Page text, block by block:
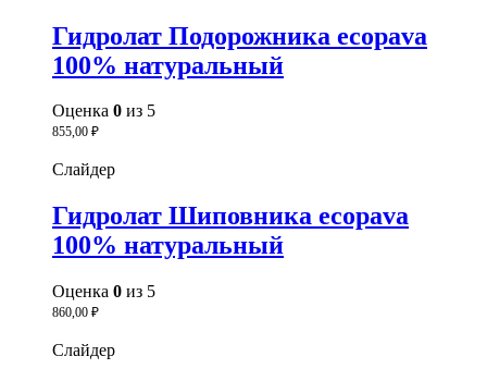
Гидролат Подорожника ecopava
100% натуральный
Оценка 0 из 5
855,00 ₽
Слайдер
Гидролат Шиповника ecopava
100% натуральный
Оценка 0 из 5
860,00 ₽
Слайдер